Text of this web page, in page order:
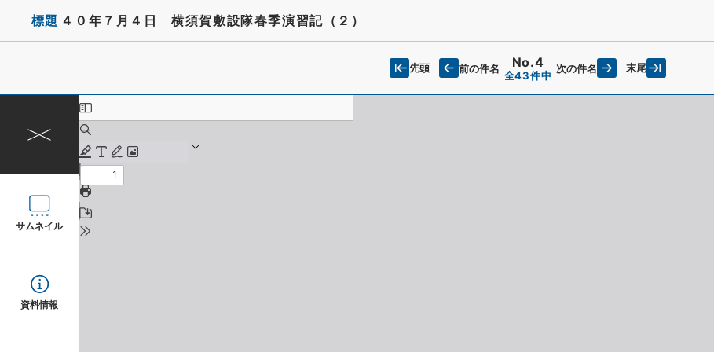
標題 ４０年７月４日 横須賀敷設隊春季演習記（２）
先頭 前の件名 No.4
全43件中
次の件名 末尾
サムネイル
資料情報